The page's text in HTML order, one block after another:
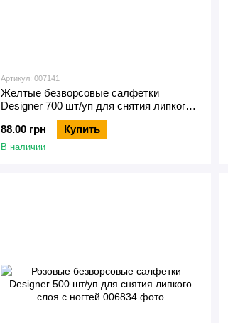
Артикул: 007141
Желтые безворсовые салфетки
Designer 700 шт/уп для снятия липкого
слоя с ногтей
88.00 грн
Купить
В наличии